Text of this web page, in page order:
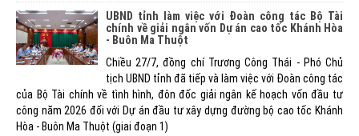
UBND tỉnh làm việc với Đoàn công tác Bộ Tài
chính về giải ngân vốn Dự án cao tốc Khánh Hòa
- Buôn Ma Thuột
Chiều 27/7, đồng chí Trương Công Thái - Phó Chủ
tịch UBND tỉnh đã tiếp và làm việc với Đoàn công tác
của Bộ Tài chính về tình hình, đôn đốc giải ngân kế hoạch vốn đầu tư
công năm 2026 đối với Dự án đầu tư xây dựng đường bộ cao tốc Khánh
Hòa - Buôn Ma Thuột (giai đoạn 1)